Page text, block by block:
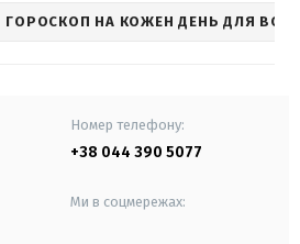
ГОРОСКОП НА КОЖЕН ДЕНЬ ДЛЯ ВСІХ
Номер телефону:
+38 044 390 5077
Ми в соцмережах: